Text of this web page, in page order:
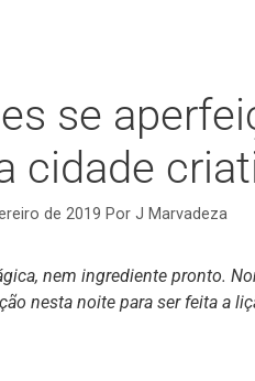
se
cidade
de 2019 Por J Marvadeza
nem ingrediente pronto.
nesta noite para ser feita a